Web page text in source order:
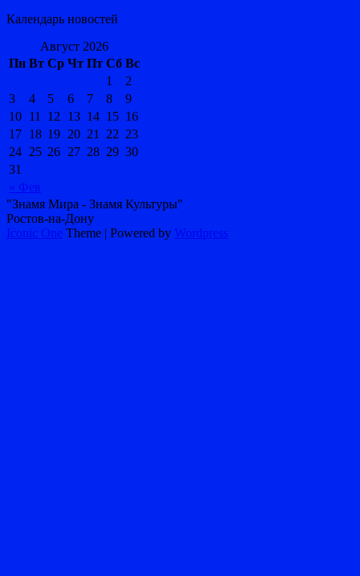
Календарь новостей
Август 2026
Пн Вт Ср Чт Пт Сб Вс
« Фев
1
2
3
4 5 6 7 8
9
10 11 12 13 14 15 16
17 18 19 20 21 22 23
24 25 26 27 28 29 30
31
"Знамя Мира - Знамя Культуры"
Ростов-на-Дону
Iconic One Theme | Powered by Wordpress